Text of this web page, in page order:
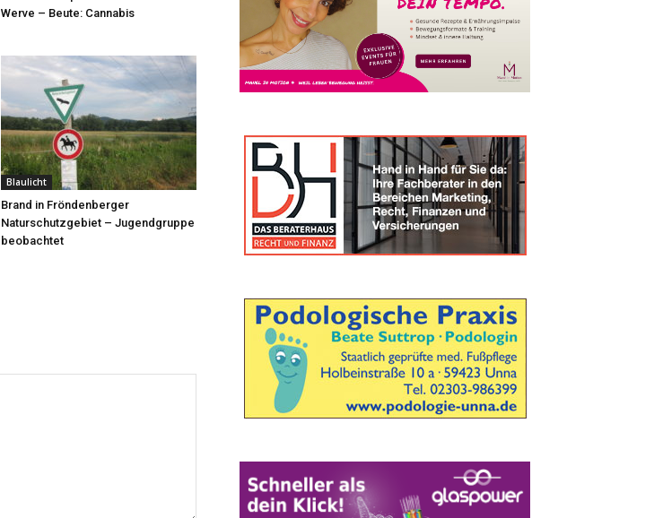
Werve – Beute: Cannabis
Blaulicht
Brand in Fröndenberger
Naturschutzgebiet – Jugendgruppe
beobachtet